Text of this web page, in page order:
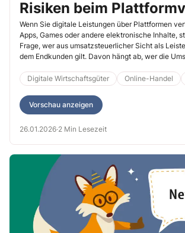
Risiken beim
Wenn Sie digitale Leistungen über Plattformen
Apps, Games oder andere elektronische Inhalte,
Frage, wer aus umsatzsteuerlicher Sicht als
dem Endkunden gilt. Davon hängt ab, wer die
Umsätze in der Umsatzsteuervoranmeldung
klärt nun auf.
Digitale Wirtschaftsgüter Online-Handel
Vorschau anzeigen
26.01.2026·2 Min Lesezeit